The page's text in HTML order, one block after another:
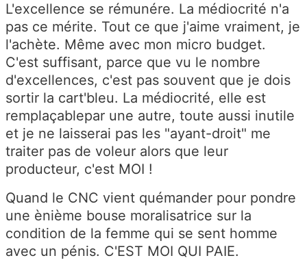
L'excellence se rémunére. La médiocrité n'a
pas ce mérite. Tout ce que j'aime vraiment, je
l'achète. Même avec mon micro budget.
C'est suffisant, parce que vu le nombre
d'excellences, c'est pas souvent que je dois
sortir la cart'bleu. La médiocrité, elle est
remplaçablepar une autre, toute aussi inutile
et je ne laisserai pas les "ayant-droit" me
traiter pas de voleur alors que leur
producteur, c'est MOI !
Quand le CNC vient quémander pour pondre
une ènième bouse moralisatrice sur la
condition de la femme qui se sent homme
avec un pénis. C'EST MOI QUI PAIE.